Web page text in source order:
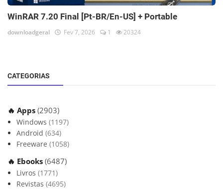
WinRAR 7.20 Final [Pt-BR/En-US] + Portable
downloadgeral Fev 7, 2026 1 20324
CATEGORIAS
🔥 Apps (2903)
Windows (1197)
Android (634)
Freeware (1058)
🔥 Ebooks (6487)
Livros (1771)
Revistas (4695)